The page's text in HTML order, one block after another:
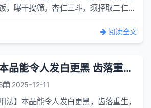
，曝干捣筛。杏仁三斗，须择取二仁
阅读全文
地黄酒酥秘方本品能令人发白更黑 齿落重生 脑髓满实 本品能令人发白更黑
2025-12-11
】本品能令人发白更黑，齿落重生，